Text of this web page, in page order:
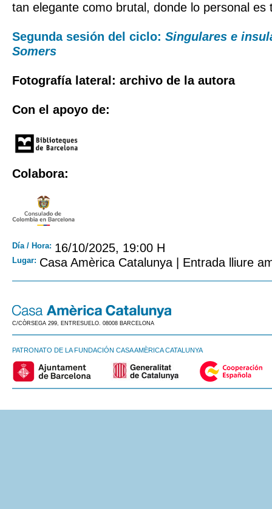
tan elegante como brutal, donde lo personal es
Segunda sesión del ciclo: Singulares e
Somers
Fotografía lateral: archivo de la autora
Con el apoyo de:
Colabora:
Día / Hora: 16/10/2025, 19:00 H
Lugar: Casa Amèrica Catalunya | Entrada lliure
C/CÒRSEGA 299, ENTRESUELO. 08008 BARCELONA
PATRONATO DE LA FUNDACIÓN CASA AMÈRICA CATALUNYA